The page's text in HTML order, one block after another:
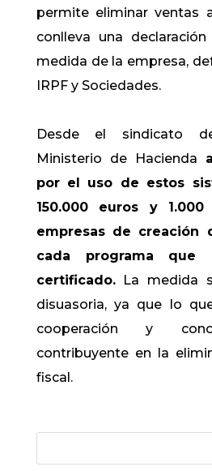
permite eliminar ventas
conlleva una
medida de la empresa,
IRPF y Sociedades.
Desde el sindicato
Ministerio de Hacienda
por el uso de estos
150.000 euros y
empresas de creación
cada programa que
certificado.La medida
disuasoria, ya que lo
cooperación y
contribuyente en la
fiscal.